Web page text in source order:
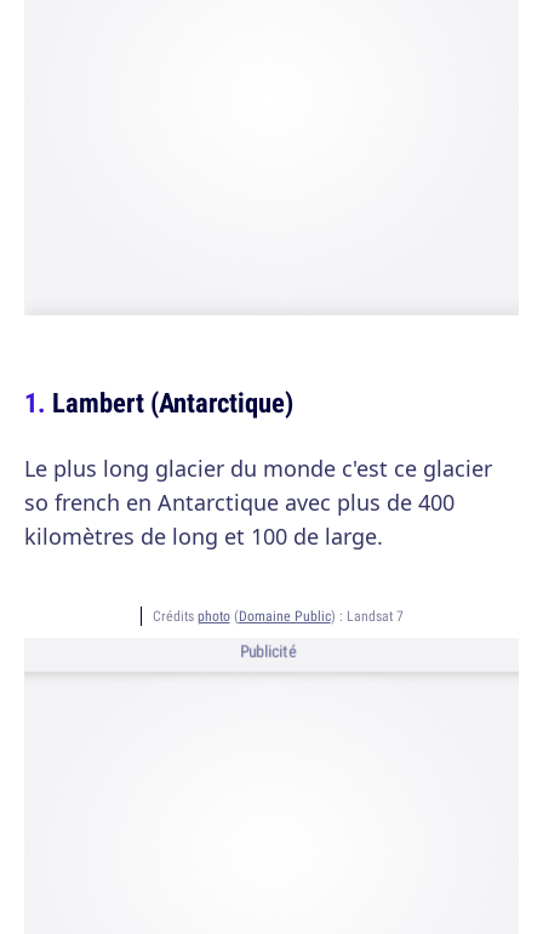
Lambert (Antarctique)
Le plus long glacier du monde c'est ce glacier
so french en Antarctique avec plus de 400
kilomètres de long et 100 de large.
Crédits photo(Domaine Public) : Landsat 7
Publicité